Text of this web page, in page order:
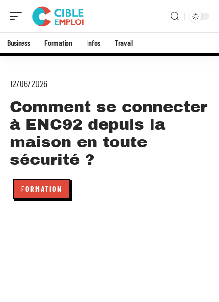
Business Formation Infos Travail
12/06/2026
Comment se connecter
à ENC92 depuis la
maison en toute
sécurité ?
FORMATION